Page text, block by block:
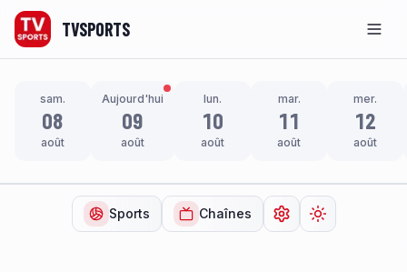
TVSPORTS
sam.
08
août
Aujourd'hui
09
août
lun.
10
août
mar.
11
août
mer.
12
août
Sports Chaînes Ouvrir lesChanger de